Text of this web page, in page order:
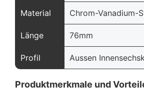
Material Chrom-Vanadium-
Länge 76mm
Profil Aussen
Produktmerkmale und